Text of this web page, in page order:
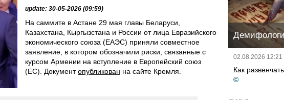
update: 30-05-2026 (09:59)
На саммите в Астане 29 мая главы Беларуси,
Казахстана, Кыргызстана и России от лица Евразийского
экономического союза (ЕАЭС) приняли совместное
заявление, в котором обозначили риски, связанные с
курсом Армении на вступление в Европейский союз
(ЕС). Документопубликован на сайте Кремля.
02.08.2026 12:21
Как
©